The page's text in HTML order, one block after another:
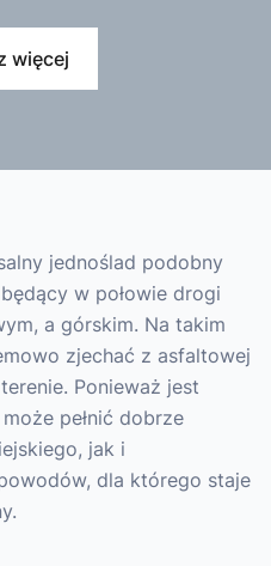
więcej
jednoślad podobny
w połowie drogi
a górskim. Na takim
zjechać z asfaltowej
Ponieważ jest
pełnić dobrze
jak i
dla którego staje